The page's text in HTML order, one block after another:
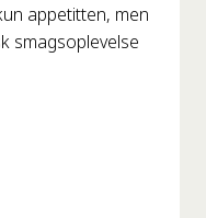
appetitten, men
smagsoplevelse